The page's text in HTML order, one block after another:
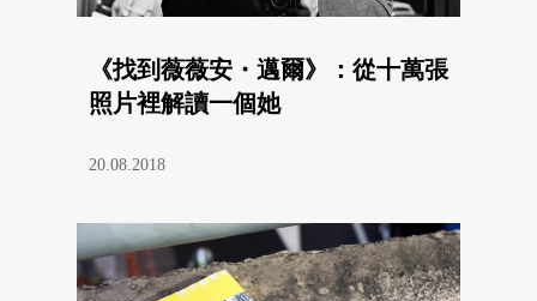
《找到薇薇安・邁爾》：從十萬張
照片裡解讀一個她
20.08.2018